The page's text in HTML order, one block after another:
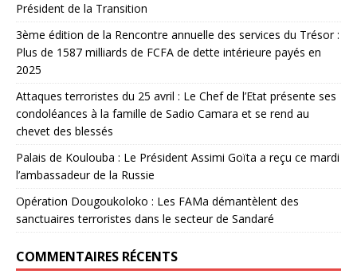
Président de la Transition
3ème édition de la Rencontre annuelle des services du Trésor :
Plus de 1587 milliards de FCFA de dette intérieure payés en
2025
Attaques terroristes du 25 avril : Le Chef de l’Etat présente ses
condoléances à la famille de Sadio Camara et se rend au
chevet des blessés
Palais de Koulouba : Le Président Assimi Goïta a reçu ce mardi
l’ambassadeur de la Russie
Opération Dougoukoloko : Les FAMa démantèlent des
sanctuaires terroristes dans le secteur de Sandaré
COMMENTAIRES RÉCENTS